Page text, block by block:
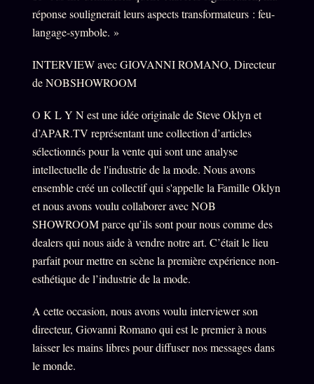
réponse soulignerait leurs aspects transformateurs : feu-
langage-symbole. »
INTERVIEW avec GIOVANNI ROMANO, Directeur
de NOBSHOWROOM
O K L Y N est une idée originale de Steve Oklyn et
d’APAR.TV représentant une collection d’articles
sélectionnés pour la vente qui sont une analyse
intellectuelle de l'industrie de la mode. Nous avons
ensemble créé un collectif qui s'appelle la Famille Oklyn
et nous avons voulu collaborer avec NOB
SHOWROOM parce qu’ils sont pour nous comme des
dealers qui nous aide à vendre notre art. C’était le lieu
parfait pour mettre en scène la première expérience non-
esthétique de l’industrie de la mode.
A cette occasion, nous avons voulu interviewer son
directeur, Giovanni Romano qui est le premier à nous
laisser les mains libres pour diffuser nos messages dans
le monde.